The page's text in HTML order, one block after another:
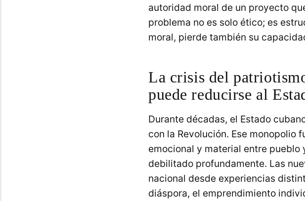
autoridad moral de un proyecto
problema no es solo ético; es
moral, pierde también su
La crisis del
puede reducirse al
Durante décadas, el Estado
con la Revolución. Ese monopolio
emocional y material entre
debilitado profundamente. Las
nacional desde experiencias
diáspora, el emprendimiento